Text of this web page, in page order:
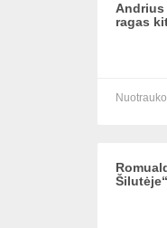
Andrius
ragas
Šilutėje“